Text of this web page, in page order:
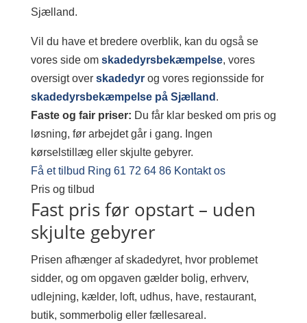
Sjælland.
Vil du have et bredere overblik, kan du også se
vores side om skadedyrsbekæmpelse, vores
oversigt over skadedyrog vores regionsside for
skadedyrsbekæmpelse på Sjælland .
Faste og fair priser: Du får klar besked om pris og
løsning, før arbejdet går i gang. Ingen
kørselstillæg eller skjulte gebyrer.
Få et tilbud Ring 61 72 64 86 Kontakt os
Pris og tilbud
Fast pris før opstart – uden
skjulte gebyrer
Prisen afhænger af skadedyret, hvor problemet
sidder, og om opgaven gælder bolig, erhverv,
udlejning, kælder, loft, udhus, have, restaurant,
butik, sommerbolig eller fællesareal.